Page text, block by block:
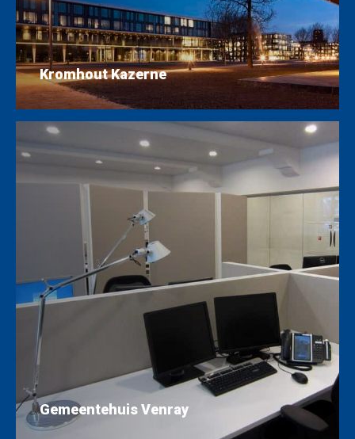
Kromhout Kazerne
Gemeentehuis Venray